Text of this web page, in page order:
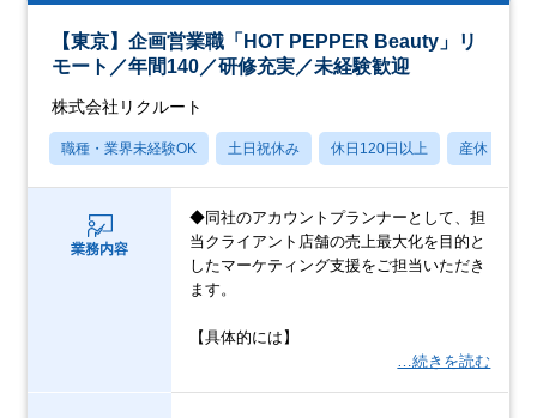
【東京】企画営業職「HOT PEPPER Beauty」リ
モート／年間140／研修充実／未経験歓迎
株式会社リクルート
職種・業界未経験OK 土日祝休み 休日120日以上 産休・育休
業務内容
◆同社のアカウントプランナーとして、担
当クライアント店舗の売上最大化を目的と
したマーケティング支援をご担当いただき
ます。
【具体的には】
…続きを読む